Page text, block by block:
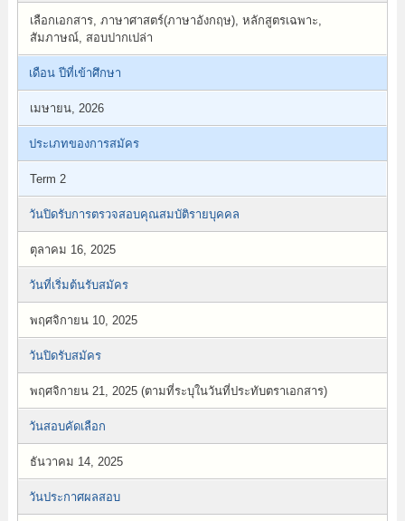
เลือกเอกสาร, ภาษาศาสตร์(ภาษาอังกฤษ), หลักสูตรเฉพาะ,
สัมภาษณ์, สอบปากเปล่า
เดือน ปีที่เข้าศึกษา
เมษายน, 2026
ประเภทของการสมัคร
Term 2
วันปิดรับการตรวจสอบคุณสมบัติรายบุคคล
ตุลาคม 16, 2025
วันที่เริ่มต้นรับสมัคร
พฤศจิกายน 10, 2025
วันปิดรับสมัคร
พฤศจิกายน 21, 2025 (ตามที่ระบุในวันที่ประทับตราเอกสาร)
วันสอบคัดเลือก
ธันวาคม 14, 2025
วันประกาศผลสอบ